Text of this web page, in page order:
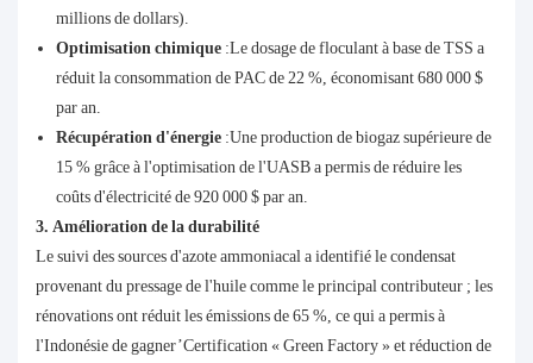
millions de dollars).
Optimisation chimique :Le dosage de floculant à base de TSS a
réduit la consommation de PAC de 22 %, économisant 680 000 $
par an.
Récupération d'énergie :Une production de biogaz supérieure de
15 % grâce à l'optimisation de l'UASB a permis de réduire les
coûts d'électricité de 920 000 $ par an.
3. Amélioration de la durabilité
Le suivi des sources d'azote ammoniacal a identifié le condensat
provenant du pressage de l'huile comme le principal contributeur ; les
rénovations ont réduit les émissions de 65 %, ce qui a permis à
l'Indonésie de gagner’Certification « Green Factory » et réduction de